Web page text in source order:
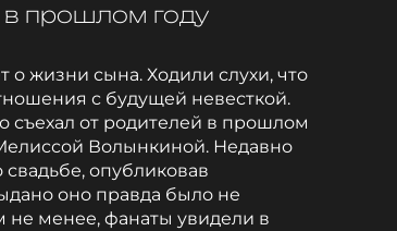
в прошлом году
о жизни сына. Ходили слухи, что
с будущей невесткой.
съехал от родителей в прошлом
Волынкиной. Недавно
опубликовав
оно правда было не
не менее, фанаты увидели в